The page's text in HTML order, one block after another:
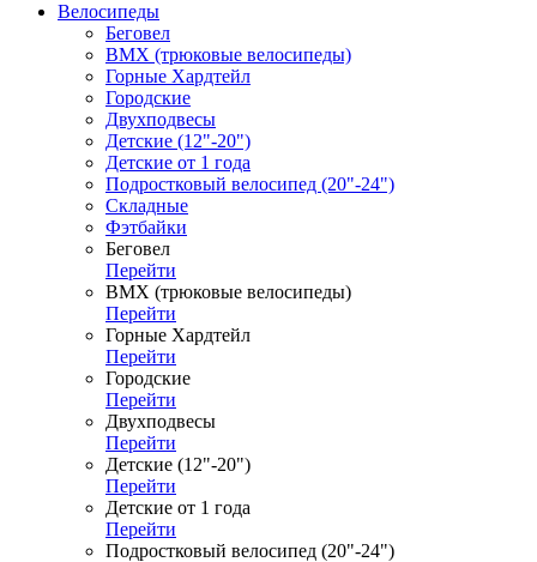
Велосипеды
Беговел
ВМХ (трюковые велосипеды)
Горные Хардтейл
Городские
Двухподвесы
Детские (12"-20")
Детские от 1 года
Подростковый велосипед (20"-24")
Складные
Фэтбайки
Беговел
Перейти
ВМХ (трюковые велосипеды)
Перейти
Горные Хардтейл
Перейти
Городские
Перейти
Двухподвесы
Перейти
Детские (12"-20")
Перейти
Детские от 1 года
Перейти
Подростковый велосипед (20"-24")